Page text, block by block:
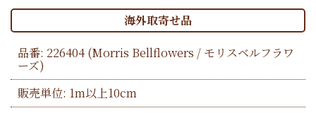
海外取寄せ品
品番: 226404 (Morris Bellflowers / モリスベルフラワ
ーズ)
販売単位: 1m以上10cm